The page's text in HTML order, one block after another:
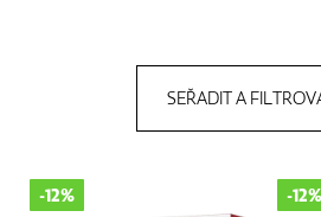
Míčky
SEŘADIT A
-12% -12%